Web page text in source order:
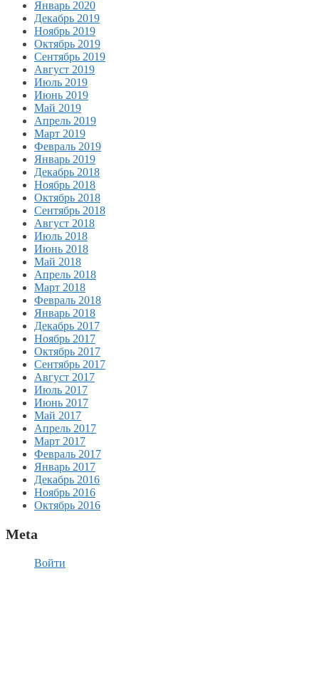
Январь 2020
Декабрь 2019
Ноябрь 2019
Октябрь 2019
Сентябрь 2019
Август 2019
Июль 2019
Июнь 2019
Май 2019
Апрель 2019
Март 2019
Февраль 2019
Январь 2019
Декабрь 2018
Ноябрь 2018
Октябрь 2018
Сентябрь 2018
Август 2018
Июль 2018
Июнь 2018
Май 2018
Апрель 2018
Март 2018
Февраль 2018
Январь 2018
Декабрь 2017
Ноябрь 2017
Октябрь 2017
Сентябрь 2017
Август 2017
Июль 2017
Июнь 2017
Май 2017
Апрель 2017
Март 2017
Февраль 2017
Январь 2017
Декабрь 2016
Ноябрь 2016
Октябрь 2016
Meta
Войти